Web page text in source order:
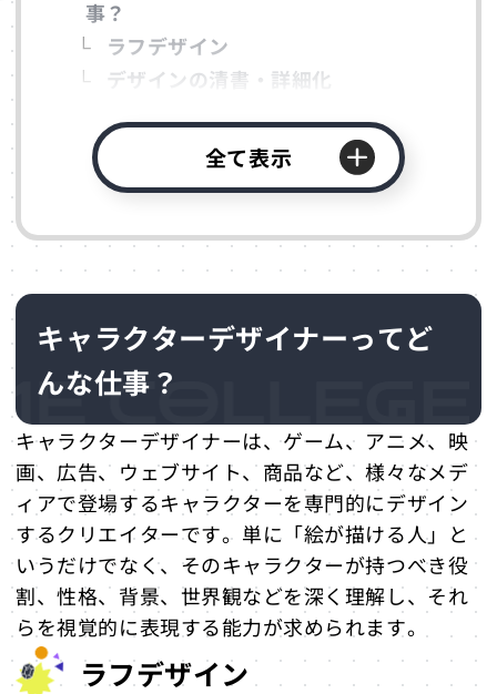
事？
ラフデザイン
デザインの清書・詳細化
ゲームにどう関わりたいか分からない
方へ
必要なスキルとツール
学べる学習方法
就職までのロードマップ
未経験からの進め方
キャラクターデザイナーを学べる学校
は？
専門学校
大学・美術系
オンライン学習
キャラクターデザイナーのやりがい
著名なキャラクターデザイナー
天野喜孝
全て表示
キャラクターデザイナーってど
んな仕事？
キャラクターデザイナーは、ゲーム、アニメ、映
画、広告、ウェブサイト、商品など、様々なメデ
ィアで登場するキャラクターを専門的にデザイン
するクリエイターです。単に「絵が描ける人」と
いうだけでなく、そのキャラクターが持つべき役
割、性格、背景、世界観などを深く理解し、それ
らを視覚的に表現する能力が求められます。
ラフデザイン